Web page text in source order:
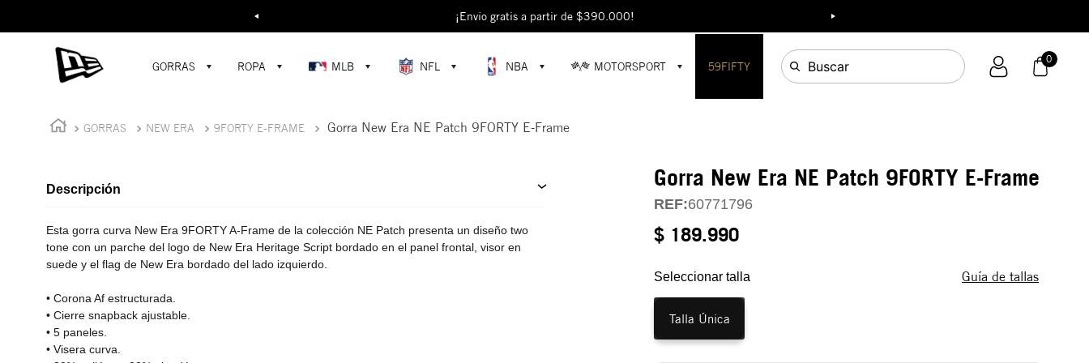
Buscar... ¡Envío gratis a partir de $390.000!
¡Descubre colecciones exclusivas en la tienda oficial de New Era en Colombia!
GORRAS ROPA MLB NFL NBA MOTORSPORT 59FIFTY Buscar 0
GORRAS NEW ERA 9FORTY E-FRAME Gorra New Era NE Patch 9FORTY E-Frame
Descripción
Esta gorra curva New Era 9FORTY A-Frame de la colección NE Patch presenta un diseño two
tone con un parche del logo de New Era Heritage Script bordado en el panel frontal, visor en
suede y el flag de New Era bordado del lado izquierdo.
• Corona Af estructurada.
• Cierre snapback ajustable.
• 5 paneles.
• Visera curva.
Gorra New Era NE Patch 9FORTY E-Frame
REF:60771796
$ 189.990
Seleccionar talla Guía de tallas
Talla Única